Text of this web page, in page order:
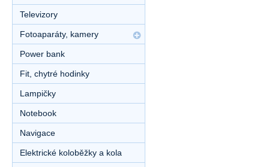
Televizory
Fotoaparáty, kamery
Power bank
Fit, chytré hodinky
Lampičky
Notebook
Navigace
Elektrické koloběžky a kola